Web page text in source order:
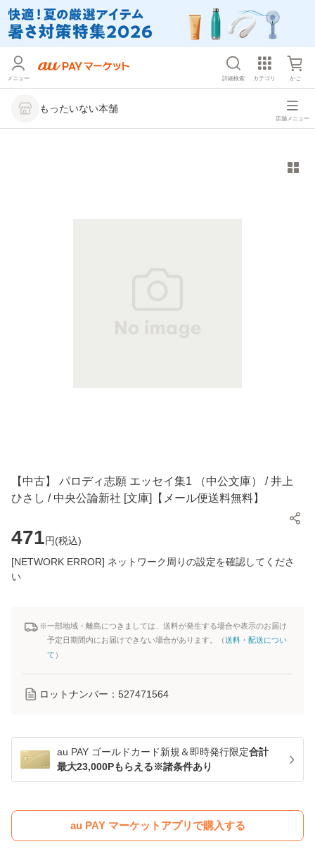
メニュー 詳細検索 カテゴリ かご
もったいない本舗
店舗メニュー
【中古】 パロディ志願 エッセイ集1 （中公文庫） / 井上
ひさし / 中央公論新社 [文庫]【メール便送料無料】
471円(税込)
[NETWORK ERROR] ネットワーク周りの設定を確認してくださ
い
※一部地域・離島につきましては、送料が発生する場合や表示のお届け
予定日期間内にお届けできない場合があります。（送料・配送につい
て ）
ロットナンバー： 527471564
au PAY ゴールドカード新規＆即時発行限定合計
最大23,000Pもらえる※諸条件あり
au PAY マーケットアプリで購入する